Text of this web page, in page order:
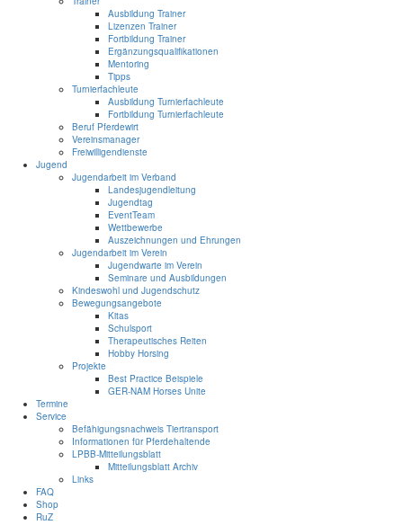
Ausbildung Trainer
Lizenzen Trainer
Fortbildung Trainer
Ergänzungsqualifikationen
Mentoring
Tipps
Turnierfachleute
Ausbildung Turnierfachleute
Fortbildung Turnierfachleute
Beruf Pferdewirt
Vereinsmanager
Freiwilligendienste
Jugend
Jugendarbeit im Verband
Landesjugendleitung
Jugendtag
EventTeam
Wettbewerbe
Auszeichnungen und Ehrungen
Jugendarbeit im Verein
Jugendwarte im Verein
Seminare und Ausbildungen
Kindeswohl und Jugendschutz
Bewegungsangebote
Kitas
Schulsport
Therapeutisches Reiten
Hobby Horsing
Projekte
Best Practice Beispiele
GER-NAM Horses Unite
Termine
Service
Befähigungsnachweis Tiertransport
Informationen für Pferdehaltende
LPBB-Mitteilungsblatt
Mitteilungsblatt Archiv
Links
FAQ
Shop
RuZ